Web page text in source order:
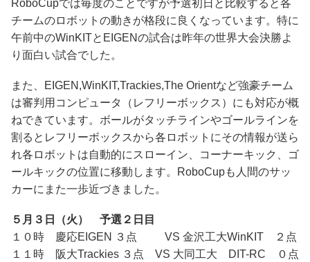
RoboCupでは毎度のことですが予選初日と比較すると各
チームのロボットの動きが格段に良くなっています。特に
午前中のWinKITとEIGENの試合は昨年の世界大会決勝よ
り面白い試合でした。
また、EIGEN,WinKIT,Trackies,The Orientなど強豪チーム
は審判用コンピュータ（レフリーボックス）にも対応が概
ねできています。ボールがタッチラインやゴールラインを
割るとレフリーボックスから各ロボットにその情報が送ら
れ各ロボットは自動的にスローイン、コーナーキック、ゴ
ールキックの位置に移動します。RoboCupも人間のサッ
カーにまた一歩近づきました。
５月３日（火） 予選２日目
１０時 慶応EIGEN ３点 VS 金沢工大WinKIT ２点
１１時 阪大Trackies ３点 VS 大同工大 DIT-RC ０点